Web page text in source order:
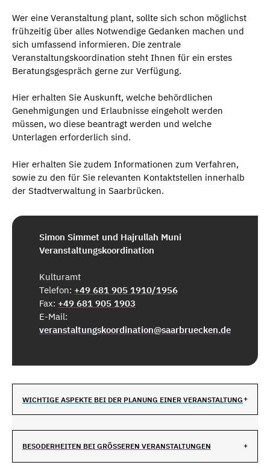
Wer eine Veranstaltung plant, sollte sich schon möglichst
frühzeitig über alles Notwendige Gedanken machen und
sich umfassend informieren. Die zentrale
Veranstaltungskoordination steht Ihnen für ein erstes
Beratungsgespräch gerne zur Verfügung.
Hier erhalten Sie Auskunft, welche behördlichen
Genehmigungen und Erlaubnisse eingeholt werden
müssen, wo diese beantragt werden und welche
Unterlagen erforderlich sind.
Hier erhalten Sie zudem Informationen zum Verfahren,
sowie zu den für Sie relevanten Kontaktstellen innerhalb
der Stadtverwaltung in Saarbrücken.
Simon Simmet und Hajrullah Muni
Veranstaltungskoordination
Kulturamt
Telefon: +49 681 905 1910/1956
Fax: +49 681 905 1903
E-Mail:
veranstaltungskoordination@saarbruecken.de
WICHTIGE ASPEKTE BEI DER PLANUNG EINER VERANSTALTUNG
BESODERHEITEN BEI GRÖSSEREN VERANSTALTUNGEN